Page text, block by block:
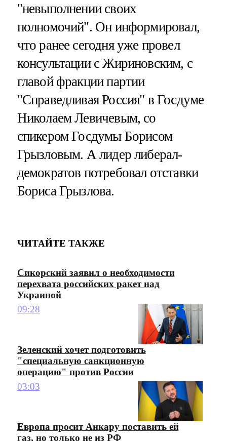
"невыполнении своих
полномочий". Он информировал,
что ранее сегодня уже провел
консультации с Жириновским, с
главой фракции партии
"Справедливая Россия" в Госдуме
Николаем Левичевым, со
спикером Госдумы Борисом
Грызловым. А лидер либерал-
демократов потребовал отставки
Бориса Грызлова.
ЧИТАЙТЕ ТАКЖЕ
Сикорский заявил о необходимости
перехвата российских ракет над
Украиной
09:28
Зеленский хочет подготовить
"специальную санкционную
операцию" против России
03:03
Европа просит Анкару поставить ей
газ, но только не из РФ